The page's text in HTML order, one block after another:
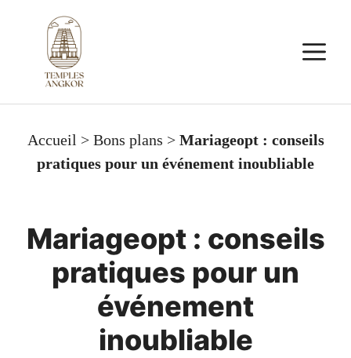
contenu
Accueil > Bons plans > Mariageopt : conseils
pratiques pour un événement inoubliable
Mariageopt : conseils
pratiques pour un
événement
inoubliable